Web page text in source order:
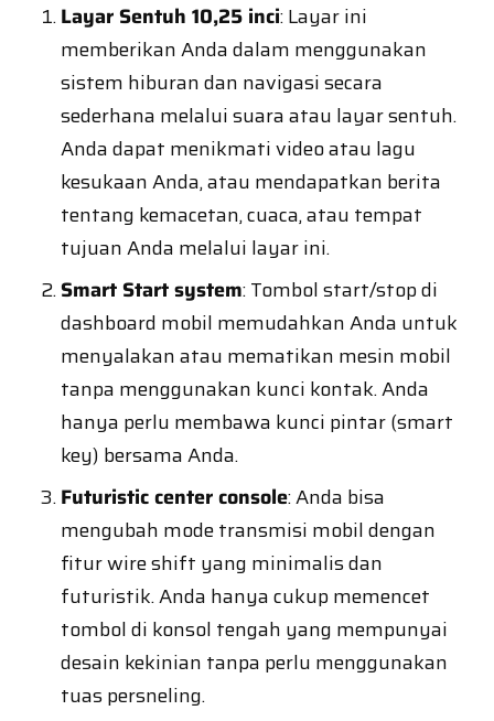
Layar Sentuh 10,25 inci: Layar ini
memberikan Anda dalam menggunakan
sistem hiburan dan navigasi secara
sederhana melalui suara atau layar sentuh.
Anda dapat menikmati video atau lagu
kesukaan Anda, atau mendapatkan berita
tentang kemacetan, cuaca, atau tempat
tujuan Anda melalui layar ini.
Smart Start system: Tombol start/stop di
dashboard mobil memudahkan Anda untuk
menyalakan atau mematikan mesin mobil
tanpa menggunakan kunci kontak. Anda
hanya perlu membawa kunci pintar (smart
key) bersama Anda.
Futuristic center console: Anda bisa
mengubah mode transmisi mobil dengan
fitur wire shift yang minimalis dan
futuristik. Anda hanya cukup memencet
tombol di konsol tengah yang mempunyai
desain kekinian tanpa perlu menggunakan
tuas persneling.